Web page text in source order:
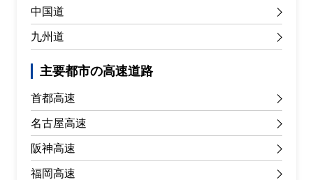
中国道
九州道
主要都市の高速道路
首都高速
名古屋高速
阪神高速
福岡高速